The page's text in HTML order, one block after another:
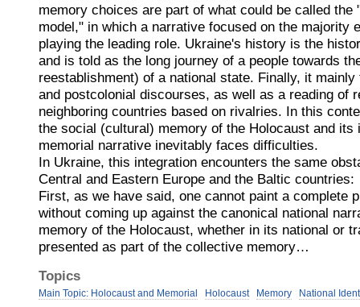
memory choices are part of what could be called the
model," in which a narrative focused on the majority
playing the leading role. Ukraine's history is the
and is told as the long journey of a people towards
reestablishment) of a national state. Finally, it
and postcolonial discourses, as well as a reading of
neighboring countries based on rivalries. In this
the social (cultural) memory of the Holocaust and its
memorial narrative inevitably faces difficulties.
In Ukraine, this integration encounters the same
Central and Eastern Europe and the Baltic countries:
First, as we have said, one cannot paint a complete
without coming up against the canonical national
memory of the Holocaust, whether in its national or
presented as part of the collective memory…
Topics
Main Topic: Holocaust and Memorial Holocaust Memory National